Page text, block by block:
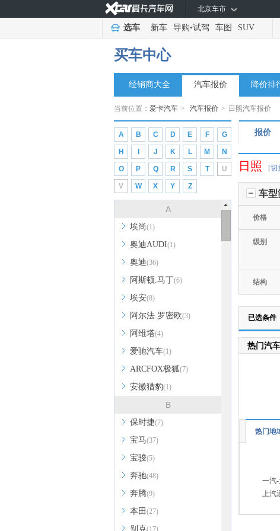
北京车市
选车 新车 导购•试驾 车图 SUV
买车中心
经销商大全 汽车报价 降价排
当前位置： 爱卡汽车 > 汽车报价 > 日照汽车报价
A B C D E F G
H J K L M N
O P Q R S T U
V W X Y Z
A
埃尚(1)
奥迪AUDI(1)
奥迪(36)
阿斯顿.马丁(6)
埃安(8)
阿尔法.罗密欧(3)
阿维塔(4)
爱驰汽车(1)
ARCFOX极狐(7)
安徽猎豹(1)
B
保时捷(7)
宝马(37)
宝骏(5)
奔驰(48)
奔腾(9)
本田 (27)
别克(17)
报价
日照 [切
车型
价格
级别
结构
已选条件
热门汽
热门地
一汽
上汽